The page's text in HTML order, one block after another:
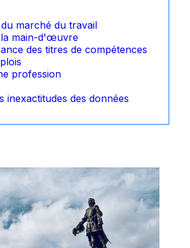
marché du travail
la main-d'œuvre
des titres de compétences
profession
inexactitudes des données